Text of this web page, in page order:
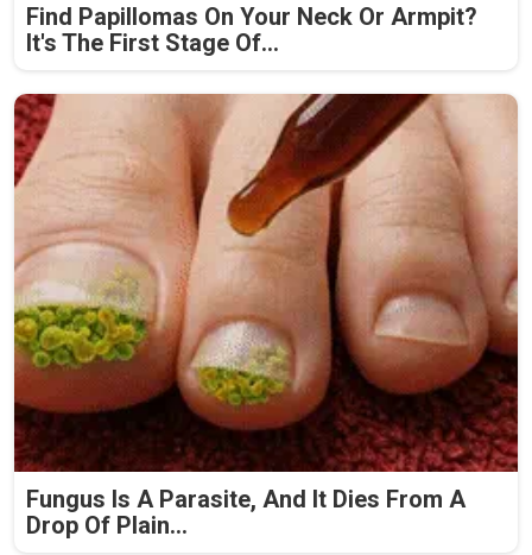
Find Papillomas On Your Neck Or Armpit?
It's The First Stage Of...
Fungus Is A Parasite, And It Dies From A
Drop Of Plain...